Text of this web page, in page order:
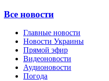
Все новости
Главные новости
Новости Украины
Прямой эфир
Видеоновости
Аудионовости
Погода